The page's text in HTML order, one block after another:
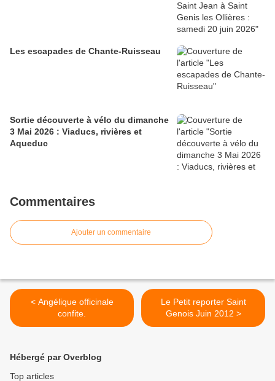
Les escapades de Chante-Ruisseau
Sortie découverte à vélo du dimanche
3 Mai 2026 : Viaducs, rivières et
Aqueduc
Commentaires
Ajouter un commentaire
< Angélique officinale
confite.
Le Petit reporter Saint
Genois Juin 2012 >
Hébergé par Overblog
Top articles